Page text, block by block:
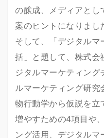
の醸成、メディアとし
案のヒントになりまし
そして、「デジタルマ
括」と題して、株式会
ジタルマーケティング
ルマーケティング研究
物行動学から仮説を立
増やすための4項目や
ング活用、デジタルマ